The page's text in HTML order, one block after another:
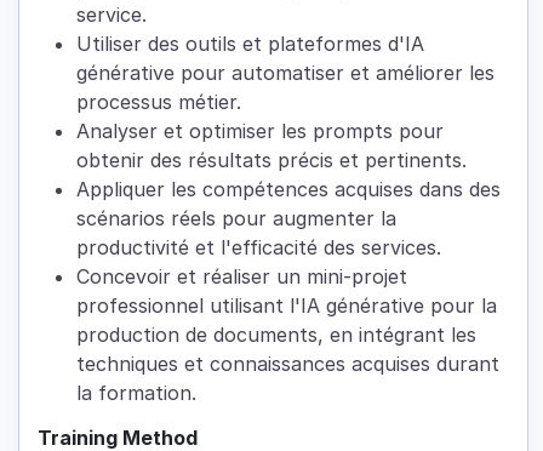
service.
Utiliser des outils et plateformes d'IA
générative pour automatiser et améliorer les
processus métier.
Analyser et optimiser les prompts pour
obtenir des résultats précis et pertinents.
Appliquer les compétences acquises dans des
scénarios réels pour augmenter la
productivité et l'efficacité des services.
Concevoir et réaliser un mini-projet
professionnel utilisant l'IA générative pour la
production de documents, en intégrant les
techniques et connaissances acquises durant
la formation.
Training Method